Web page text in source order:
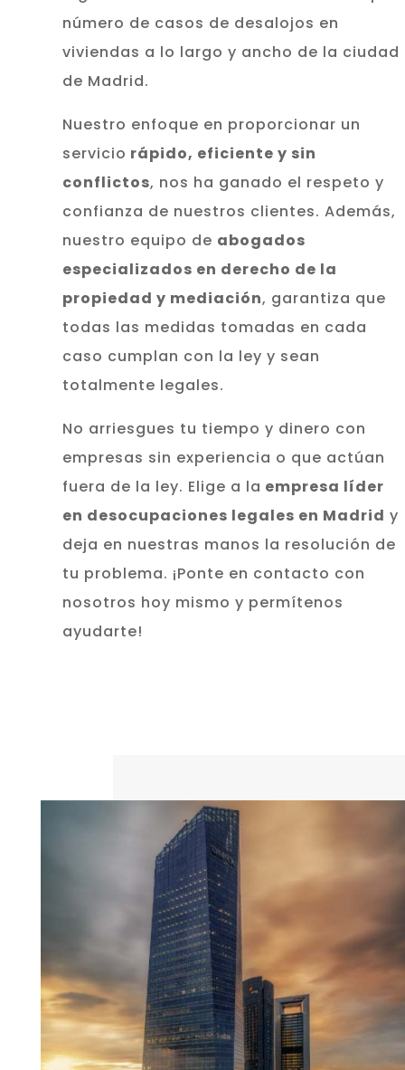
número de casos de desalojos en
viviendas a lo largo y ancho de la ciudad
de Madrid.
Nuestro enfoque en proporcionar un
servicio rápido, eficiente y sin
conflictos, nos ha ganado el respeto y
confianza de nuestros clientes. Además,
nuestro equipo de abogados
especializados en derecho de la
propiedad y mediación, garantiza que
todas las medidas tomadas en cada
caso cumplan con la ley y sean
totalmente legales.
No arriesgues tu tiempo y dinero con
empresas sin experiencia o que actúan
fuera de la ley. Elige a la empresa líder
en desocupaciones legales en Madrid y
deja en nuestras manos la resolución de
tu problema. ¡Ponte en contacto con
nosotros hoy mismo y permítenos
ayudarte!